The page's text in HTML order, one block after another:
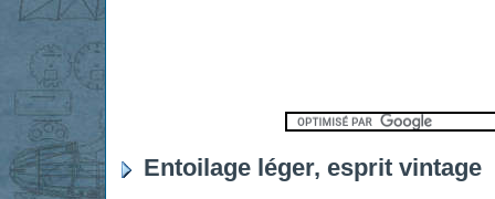
Entoilage léger, esprit vintage